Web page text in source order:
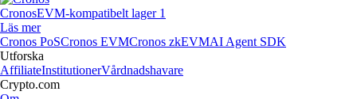
CronosEVM-kompatibelt lager 1
Läs mer
Cronos PoSCronos EVMCronos zkEVMAI Agent SDK
Utforska
AffiliateInstitutionerVårdnadshavare
Crypto.com